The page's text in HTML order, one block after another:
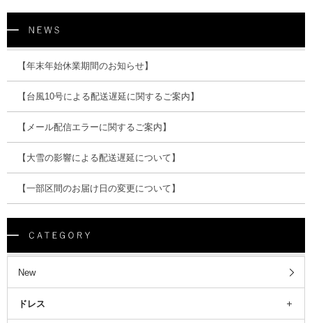
【年末年始休業期間のお知らせ】
【台風10号による配送遅延に関するご案内】
【メール配信エラーに関するご案内】
【大雪の影響による配送遅延について】
【一部区間のお届け日の変更について】
New
ドレス